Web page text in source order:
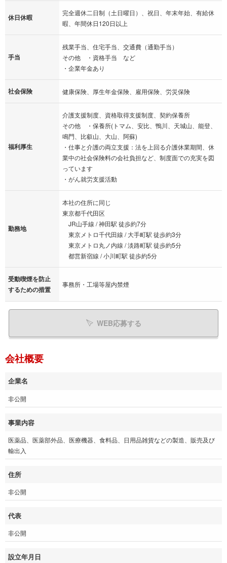
休日休暇
完全週休二日制（土日曜日）、祝日、年末年始、有給休
暇、年間休日120日以上
手当
残業手当、住宅手当、交通費（通勤手当）
その他 ・資格手当 など
・企業年金あり
社会保険 健康保険、厚生年金保険、雇用保険、労災保険
福利厚生
介護支援制度、資格取得支援制度、契約保養所
その他 ・保養所(トマム、安比、鴨川、天城山、能登、
鳴門、比叡山、大山、阿蘇)
・仕事と介護の両立支援：法を上回る介護休業期間、休
業中の社会保険料の会社負担など、制度面での充実を図
っています
・がん就労支援活動
勤務地
本社の住所に同じ
東京都千代田区
JR山手線 / 神田駅 徒歩約7分
東京メトロ千代田線 / 大手町駅 徒歩約3分
東京メトロ丸ノ内線 / 淡路町駅 徒歩約5分
都営新宿線 / 小川町駅 徒歩約5分
受動喫煙を防止
するための措置
事務所・工場等屋内禁煙
WEB応募する
会社概要
企業名
非公開
事業内容
医薬品、医薬部外品、医療機器、食料品、日用品雑貨などの製造、販売及び
輸出入
住所
非公開
代表
非公開
設立年月日